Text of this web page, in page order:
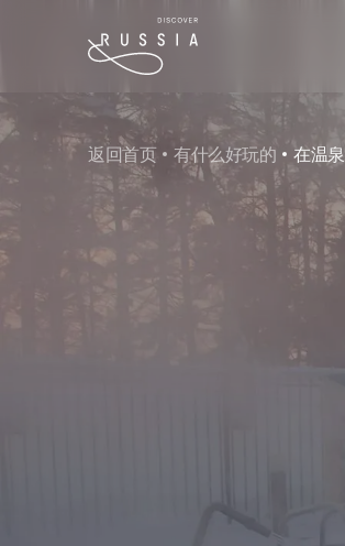
返回首页 有什么好玩的 在温